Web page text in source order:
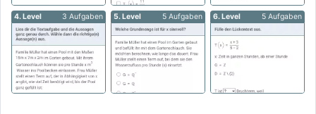
4. Level 3 Aufgaben 5. Level 5 Aufgaben 6. Level 5 Aufgaben